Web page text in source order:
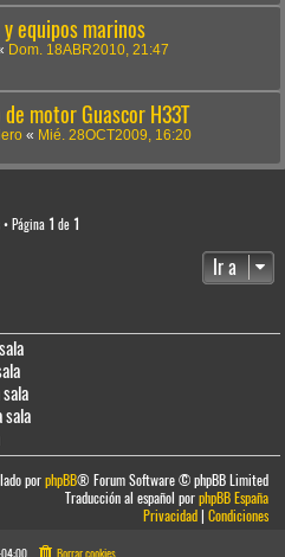
equipos marinos
Dom. 18ABR2010, 21:47
motor Guascor H33T
« Mié. 28OCT2009, 16:20
Página 1 de 1
Ir a
sala
porphpBB® Forum Software © phpBB Limited
Traducción al español porphpBB España
Privacidad|Condiciones
04:00 Borrar cookies